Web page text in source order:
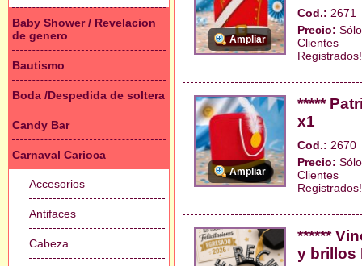
Baby Shower / Revelacion
de genero
Bautismo
Boda /Despedida de soltera
Candy Bar
Carnaval Carioca
Accesorios
Antifaces
Cabeza
Ampliar
Cod.: 2671
Precio:
Clientes
Registrados!
Ampliar
*****
x1
Cod.: 2670
Precio:
Clientes
Registrados!
******
y brillos